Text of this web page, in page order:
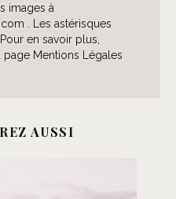
images à
. Les astérisques
en savoir plus,
Mentions Légales
AUSSI